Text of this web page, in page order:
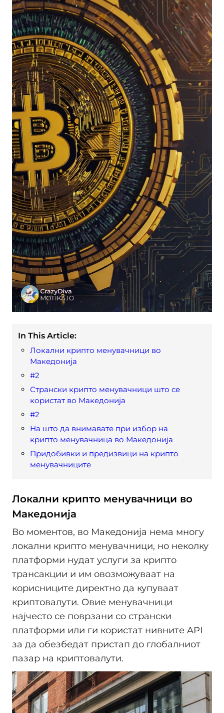
In This Article:
Локални крипто менувачници во
Македонија
#2
Странски крипто менувачници што се
користат во Македонија
#2
На што да внимавате при избор на
крипто менувачница во Македонија
Придобивки и предизвици на крипто
менувачниците
Локални крипто менувачници во
Македонија
Во моментов, во Македонија нема многу
локални крипто менувачници, но неколку
платформи нудат услуги за крипто
трансакции и им овозможуваат на
корисниците директно да купуваат
криптовалути. Овие менувачници
најчесто се поврзани со странски
платформи или ги користат нивните API
за да обезбедат пристап до глобалниот
пазар на криптовалути.